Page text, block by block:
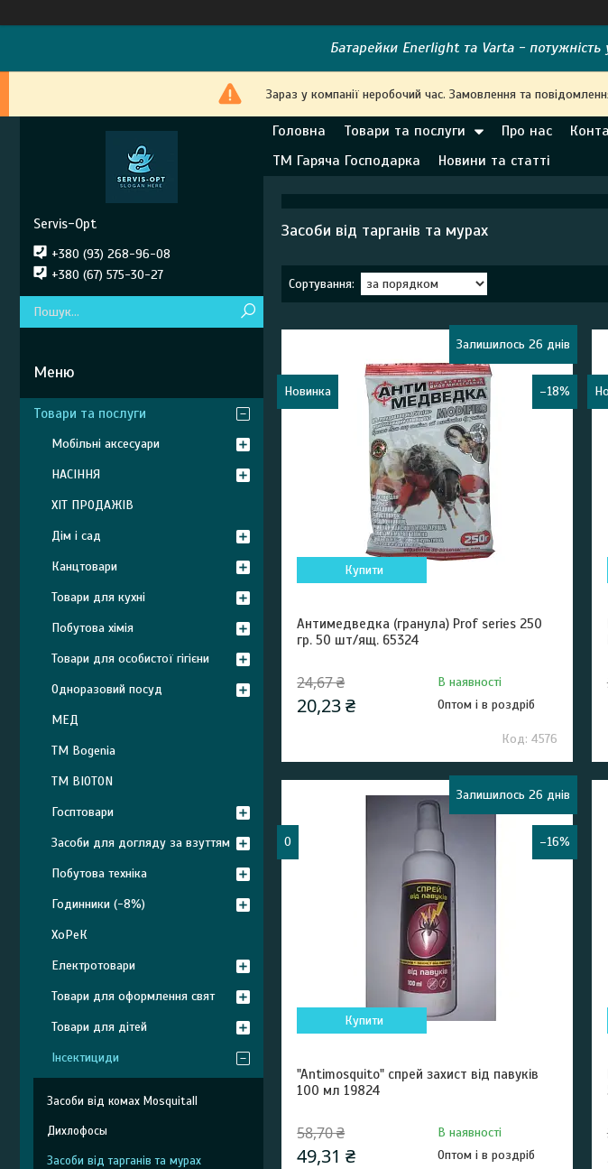
Батарейки Enerlight та Varta - потужність
Зараз у компанії неробочий час. Замовлення та
Головна Товари та послуги Про нас
ТМ Гаряча Господарка
Новини та статті
Засоби від тарганів та мурах
Новинка –18%
Залишилось 26 днів
Купити
Антимедведка (гранула) Prof series 250
гр. 50 шт/ящ. 65324
24,67 ₴
20,23 ₴
В наявності
Оптом і в роздріб
4576
0 –16%
Залишилось 26 днів
Купити
"Antimosquito" спрей захист від павуків
100 мл 19824
58,70 ₴
49,31 ₴
В наявності
Оптом і в роздріб
Servis-Opt
+380 (93) 268-96-08
+380 (67) 575-30-27
Товари та послуги
Мобільні аксесуари
НАСІННЯ
ХІТ ПРОДАЖІВ
Дім і сад
Канцтовари
Товари для кухні
Побутова хімія
Товари для особистої гігієни
Одноразовий посуд
МЕД
ТМ Bogenia
ТМ BIOTON
Госптовари
Засоби для догляду за взуттям
Побутова техніка
Годинники (-8%)
ХоРеК
Електротовари
Товари для оформлення свят
Товари для дітей
Інсектициди
Засоби від комах Mosquitall
Дихлофосы
Засоби від тарганів та мурах